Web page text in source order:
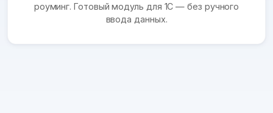
роуминг. Готовый модуль для 1С — без ручного
ввода данных.